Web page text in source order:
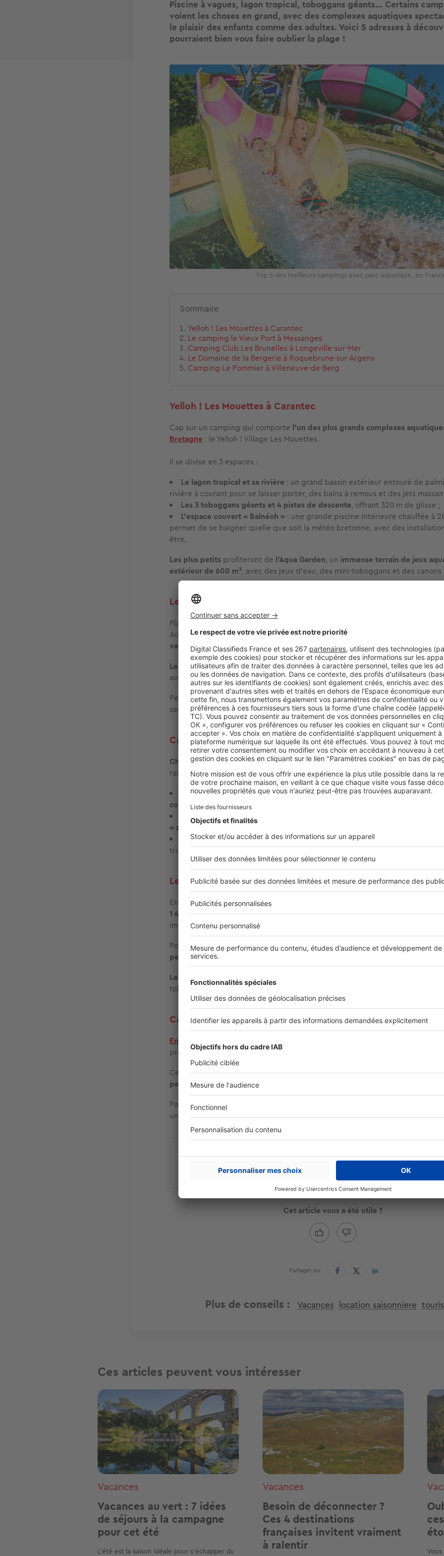
Piscine à vagues, lagon tropical, toboggans géants... Certains
voient les choses en grand, avec des complexes aquatiques
le plaisir des enfants comme des adultes. Voici 5 adresses à
pourraient bien vous faire oublier la plage !
Image
Top 5 des meilleurs campings avec parc aquatique, en
Sommaire
Yelloh ! Les Mouettes à Carantec
Le camping le Vieux Port à Messanges
Camping Club Les Brunelles à Longeville-sur-Mer
Le Domaine de la Bergerie à Roquebrune-sur-Argens
Camping Le Pommier à Villeneuve-de-Berg
Yelloh ! Les Mouettes à Carantec
Cap sur un camping qui comporte l’un des plus grands complexes
Bretagne : le Yelloh ! Village Les Mouettes.
Il se divise en 3 espaces :
Le lagon tropical et sa rivière : un grand bassin extérieur entouré de
rivière à courant pour se laisser porter, des bains à remous et des jets
Les 3 toboggans géants et 4 pistes de descente, offrant 320 m de glisse ;
L'espace couvert « Balnéoh » : une grande piscine intérieure chauffée à
permet de se baigner quelle que soit la météo bretonne, avec des
être.
Les plus petits profiteront de l’Aqua Garden, un immense terrain de jeux
extérieur de 600 m², avec des jeux d'eau, des mini-toboggans et des canons
Le camping le Vieux Port à Messanges
Place maintenant au camping du Vieux Port
Au programme :un simulateur de surf,5 piscines tempérées, 14 toboggans,
vagues.
Les plus jeunesprendront la direction del’espace Aquasplash sur le thème
avec un grand bateau pirate et des jeux d'eau.
Pendant ce temps,vous vous relaxerez à l’espace bien-être, qui comporte
sauna et bains bouillonnants.
Camping Club Les Brunelles à Longeville-sur-Mer
Chauffé toute la saison, le parc aquatique des Brunelles s'étend surplus de2
rassemble plusieurs espaces de baignade, adaptés à tous les âges et à toutes
L’espace « sensations fortes »: 17 toboggans, une piscine à vagues et une
contre-courant;
L’espace « détente »
« zen »
, comprenant sauna et hammam ;
L’espace « enfants », avecpataugeoire couverte de 200 m²
truffé de structures de jeux, de fontaines et de toboggans.
Le Domaine de la Bergerie à Roquebrune-sur-Argens
Envie d’uneparenthèse de luxe
1 400 m² de bassins.Vous vous prélasserez dans lagrande piscine lagon,
immergée, ou dans les bassins à remous.
Pour vous amuser, direction lestoboggansmultipistes, letoboggan à virages
pentaglissespour des courses en famille ou entre amis.
Les enfants disposent d'une zone sécurisée
toboggans et des jeux d'eau interactifs.
Camping Le Pommier à Villeneuve-de-Berg
En plein cœur de l’Ardèche
propose unincroyable parc aquatique
Ce qui fait sa réputation ?13 toboggans, dont un de67 m de longet un autre
pente de 15 m.
Pour goûter aux joies de la baignade, vous avez
une pataugeoire pour les tout-petits et des jeux d’eau ludiques.
Estimez gratuitement votre bien en 2 min Estimer
Cet article vous a été utile ?
Partager sur
Plus de conseils Vacances location saisonniere
Ces articles peuvent vous intéresser
Image
Vacances
Vacances au vert : 7 idées
de séjours à la campagne
pour cet été
L’été est la saison idéale pour s’échapper du
Image
Vacances
Besoin de déconnecter ?
Ces 4 destinations
françaises invitent vraiment
à ralentir